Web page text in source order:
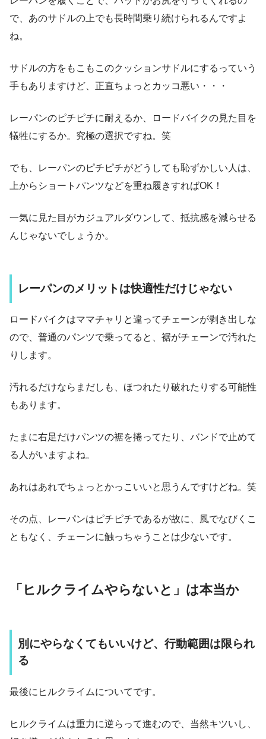
で、あのサドルの上でも長時間乗り続けられるんですよ
ね。
サドルの方をもこもこのクッションサドルにするっていう
手もありますけど、正直ちょっとカッコ悪い・・・
レーパンのピチピチに耐えるか、ロードバイクの見た目を
犠牲にするか。究極の選択ですね。笑
でも、レーパンのピチピチがどうしても恥ずかしい人は、
上からショートパンツなどを重ね履きすればOK！
一気に見た目がカジュアルダウンして、抵抗感を減らせる
んじゃないでしょうか。
レーパンのメリットは快適性だけじゃない
ロードバイクはママチャリと違ってチェーンが剥き出しな
ので、普通のパンツで乗ってると、裾がチェーンで汚れた
りします。
汚れるだけならまだしも、ほつれたり破れたりする可能性
もあります。
たまに右足だけパンツの裾を捲ってたり、バンドで止めて
る人がいますよね。
あれはあれでちょっとかっこいいと思うんですけどね。笑
その点、レーパンはピチピチであるが故に、風でなびくこ
ともなく、チェーンに触っちゃうことは少ないです。
「ヒルクライムやらないと」は本当か
別にやらなくてもいいけど、行動範囲は限られ
る
最後にヒルクライムについてです。
ヒルクライムは重力に逆らって進むので、当然キツいし、